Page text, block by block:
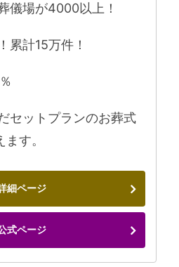
儀場が4000以上！
累計15万件！
セットプランのお葬式
す。
細ページ
式ページ